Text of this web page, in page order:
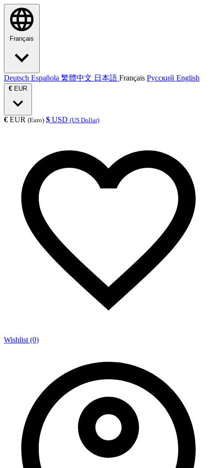
Français
Deutsch Española 繁體中文 日本語 Français Русский English
€ EUR
€ EUR (Euro) $ USD (US Dollar)
Wishlist (0)